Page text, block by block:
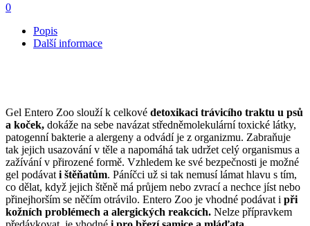
0
Popis
Další informace
Gel Entero Zoo slouží k celkové detoxikaci trávicího traktu u psů
a koček, dokáže na sebe navázat středněmolekulární toxické látky,
patogenní bakterie a alergeny a odvádí je z organizmu. Zabraňuje
tak jejich usazování v těle a napomáhá tak udržet celý organismus a
zažívání v přirozené formě. Vzhledem ke své bezpečnosti je možné
gel podávat i štěňatům. Páníčci už si tak nemusí lámat hlavu s tím,
co dělat, když jejich štěně má průjem nebo zvrací a nechce jíst nebo
přinejhorším se něčím otrávilo. Entero Zoo je vhodné podávat i při
kožních problémech a alergických reakcích. Nelze přípravkem